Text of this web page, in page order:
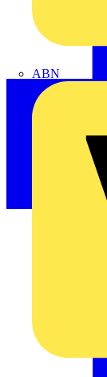
ABN